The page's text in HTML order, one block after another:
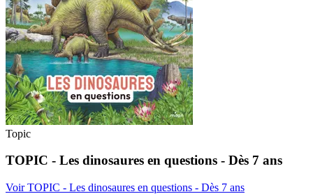
Topic
TOPIC - Les dinosaures en questions - Dès 7 ans
Voir TOPIC - Les dinosaures en questions - Dès 7 ans